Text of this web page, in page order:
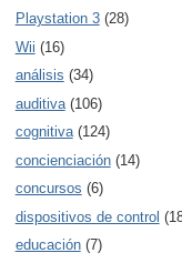
Playstation 3 (28)
Wii (16)
análisis (34)
auditiva (106)
cognitiva (124)
concienciación (14)
concursos (6)
dispositivos de control
educación (7)